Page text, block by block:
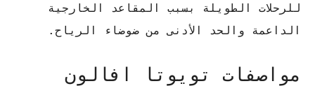
للرحلات الطويلة بسبب المقاعد الخارجية
الداعمة والحد الأدنى من ضوضاء الرياح.
مواصفات تويوتا افالون